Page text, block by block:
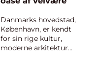
massageform. ...
Danmarks hovedstad,
København, er kendt
for sin rige kultur,
moderne arkitektur